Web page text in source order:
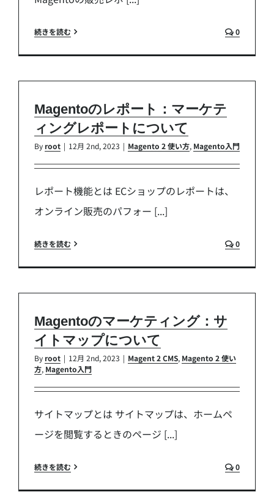
続きを読む 0
Magentoのレポート：マーケテ
ィングレポートについて
By root | 12月 2nd, 2023 | Magento 2 使い方, Magento入門
レポート機能とは ECショップのレポートは、
オンライン販売のパフォー [...]
続きを読む 0
Magentoのマーケティング：サ
イトマップについて
By root | 12月 2nd, 2023 | Magent 2 CMS, Magento 2 使い
方, Magento入門
サイトマップとは サイトマップは、ホームペ
ージを閲覧するときのページ [...]
続きを読む 0